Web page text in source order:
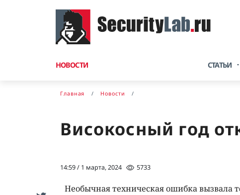
НОВОСТИ СТАТЬИ
Главная Новости
Високосный год
14:59 / 1 марта, 2024 5733
Необычная техническая ошибка вызвала